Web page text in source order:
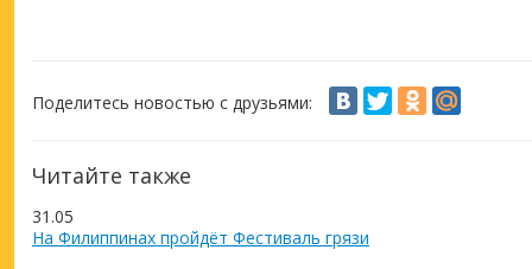
Поделитесь новостью с друзьями:
Читайте также
31.05
На Филиппинах пройдёт Фестиваль грязи